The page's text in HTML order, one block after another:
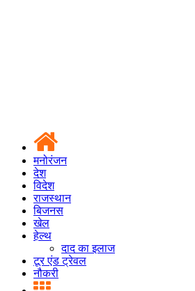
मनोरंजन
देश
विदेश
राजस्थान
बिजनस
खेल
हेल्थ
दाद का इलाज
टूर एंड ट्रेवल
नौकरी